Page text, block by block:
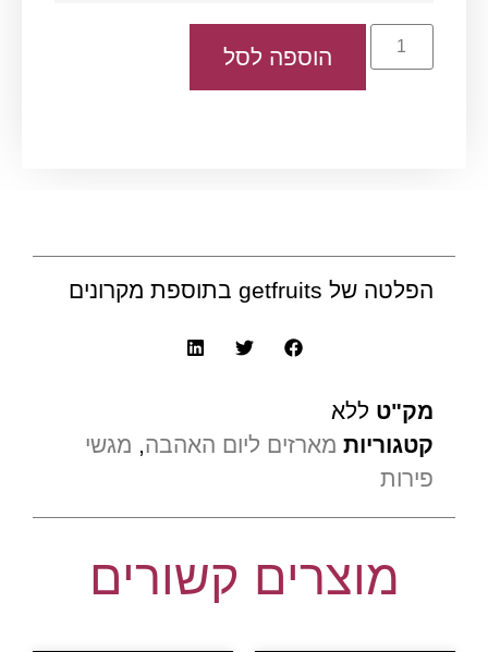
הוספה לסל
הפלטה של getfruits בתוספת מקרונים
מק"ט ללא
קטגוריות מארזים ליום האהבה, מגשי
פירות
מוצרים קשורים